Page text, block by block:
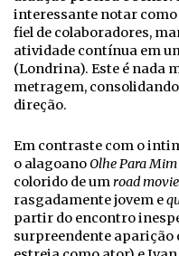
interessante notar
fiel de colaboradores,
atividade contínua em
(Londrina). Este é nada
metragem,
direção.
Em contraste com o
o alagoanoOlhe Para Mim
colorido de umroad movie
rasgadamente jovem e
partir do encontro
surpreendente aparição